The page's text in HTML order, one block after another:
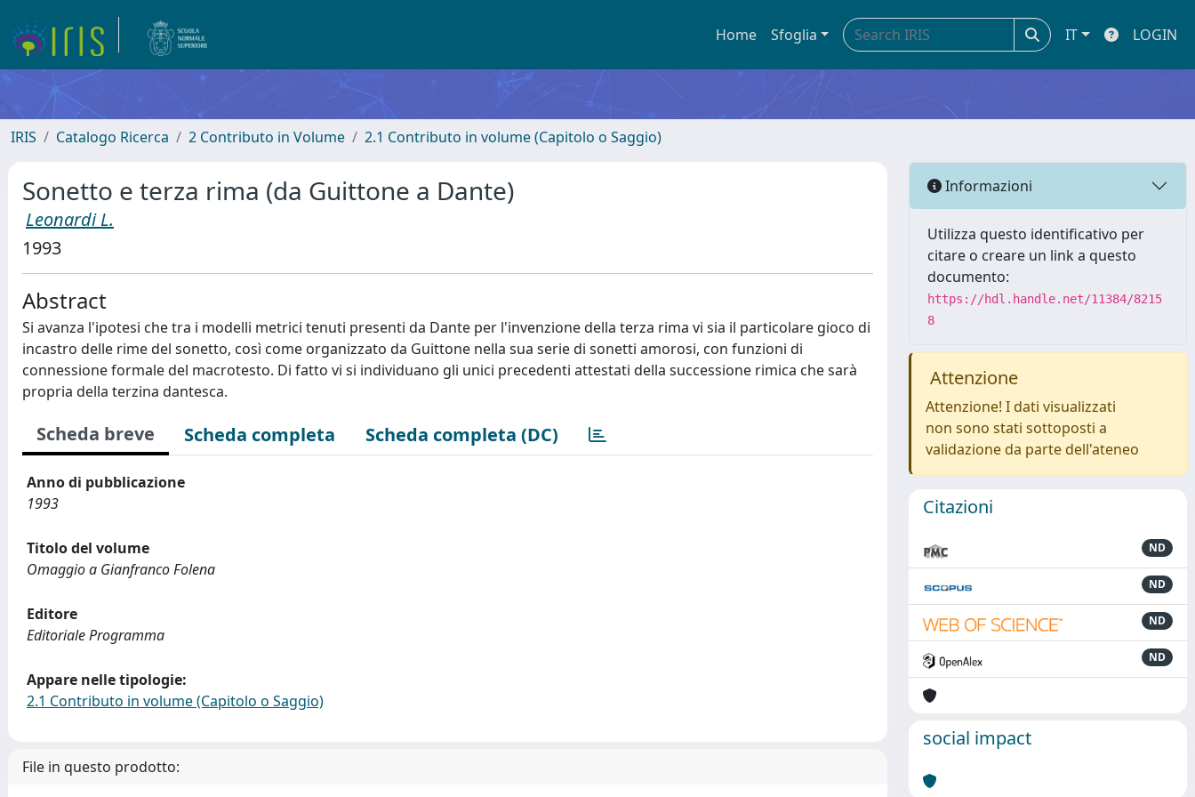
Home Sfoglia IT LOGIN
IRIS Catalogo Ricerca 2 Contributo in Volume 2.1 Contributo in volume (Capitolo o Saggio)
Sonetto e terza rima (da Guittone a Dante)
Leonardi L.
1993
Abstract
Si avanza l'ipotesi che tra i modelli metrici tenuti presenti da Dante per l'invenzione della terza rima vi sia il particolare gioco di
incastro delle rime del sonetto, così come organizzato da Guittone nella sua serie di sonetti amorosi, con funzioni di
connessione formale del macrotesto. Di fatto vi si individuano gli unici precedenti attestati della successione rimica che sarà
propria della terzina dantesca.
Scheda breve Scheda completa Scheda completa (DC)
Anno di pubblicazione
1993
Titolo del volume
Omaggio a Gianfranco Folena
Editore
Editoriale Programma
Appare nelle tipologie:
2.1 Contributo in volume (Capitolo o Saggio)
File in questo prodotto:
Informazioni
Utilizza questo identificativo per
citare o creare un link a questo
documento:
https://hdl.handle.net/11384/8215
8
Attenzione
Attenzione! I dati visualizzati
non sono stati sottoposti a
validazione da parte dell'ateneo
Citazioni
ND
ND
ND
ND
social impact